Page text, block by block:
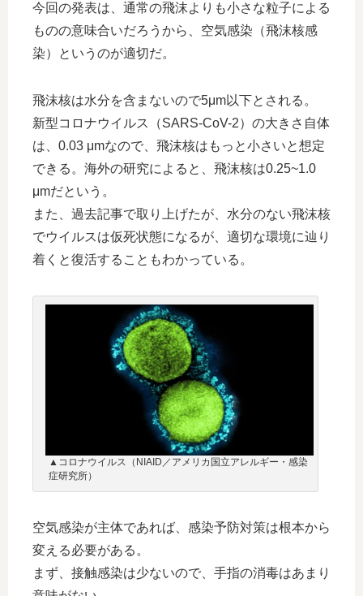
今回の発表は、通常の飛沫よりも小さな粒子による
ものの意味合いだろうから、空気感染（飛沫核感
染）というのが適切だ。
飛沫核は水分を含まないので5μm以下とされる。
新型コロナウイルス（SARS-CoV-2）の大きさ自体
は、0.03 μmなので、飛沫核はもっと小さいと想定
できる。海外の研究によると、飛沫核は0.25~1.0
μmだという。
また、過去記事で取り上げたが、水分のない飛沫核
でウイルスは仮死状態になるが、適切な環境に辿り
着くと復活することもわかっている。
▲コロナウイルス（NIAID／アメリカ国立アレルギー・感染
症研究所）
空気感染が主体であれば、感染予防対策は根本から
変える必要がある。
まず、接触感染は少ないので、手指の消毒はあまり